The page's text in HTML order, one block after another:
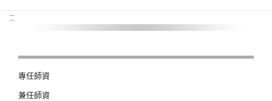
:::
專任師資
兼任師資